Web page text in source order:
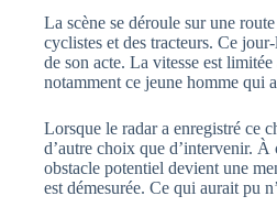
La scène se déroule sur une
cyclistes et des tracteurs. Ce
de son acte. La vitesse est
notamment ce jeune homme qui
Lorsque le radar a enregistré ce
d’autre choix que d’intervenir.
obstacle potentiel devient une
est démesurée. Ce qui aurait pu